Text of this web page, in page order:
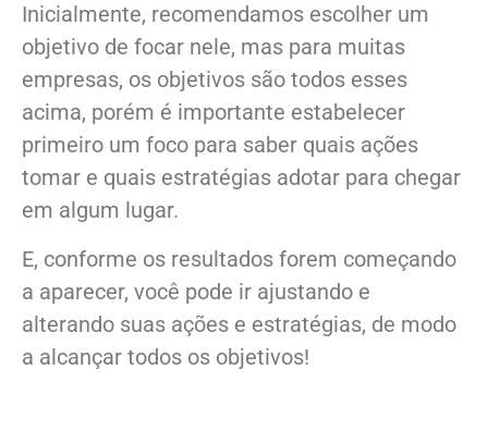
Inicialmente, recomendamos escolher um
objetivo de focar nele, mas para muitas
empresas, os objetivos são todos esses
acima, porém é importante estabelecer
primeiro um foco para saber quais ações
tomar e quais estratégias adotar para chegar
em algum lugar.
E, conforme os resultados forem começando
a aparecer, você pode ir ajustando e
alterando suas ações e estratégias, de modo
a alcançar todos os objetivos!